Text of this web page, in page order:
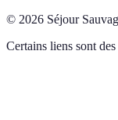
© 2026 Séjour
Certains liens sont